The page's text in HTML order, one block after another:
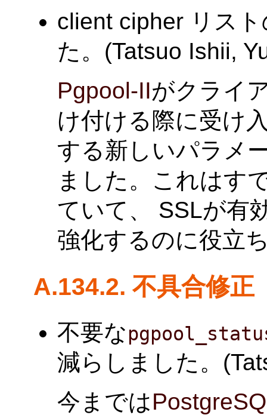
client cipher リス
た。(Tatsuo Ishii,
Pgpool-IIがクライ
け付ける際に受け
する新しいパラメ
ました。これはす
ていて、 SSLが有
強化するのに役立
A.134.2. 不具合修正
不要な
減らしました。
今までは